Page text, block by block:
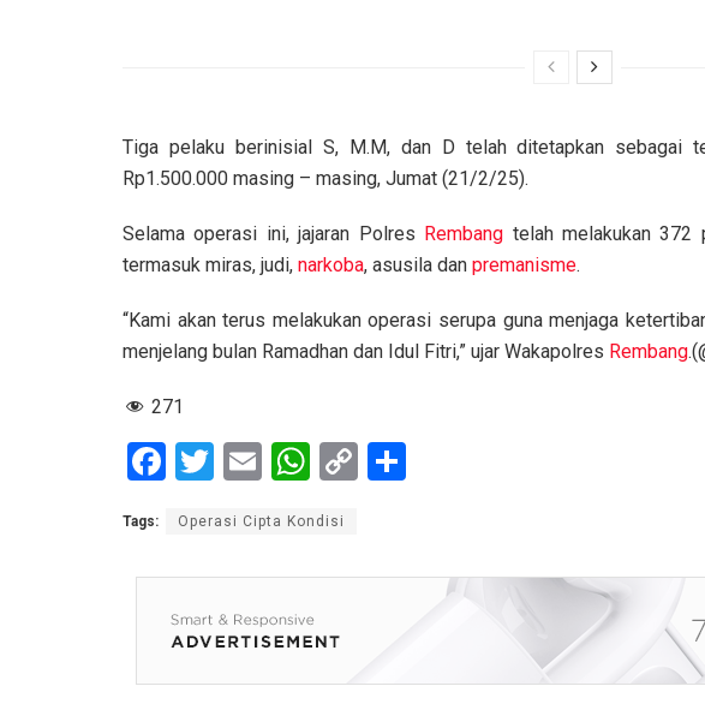
Tiga pelaku berinisial S, M.M, dan D telah ditetapkan sebagai
Rp1.500.000 masing – masing, Jumat (21/2/25).
Selama operasi ini, jajaran Polres Rembang telah melakukan 372
termasuk miras, judi, narkoba, asusila dan premanisme.
“Kami akan terus melakukan operasi serupa guna menjaga
menjelang bulan Ramadhan dan Idul Fitri,” ujar Wakapolres Rembang
271
F
ce
b
o
o
k
T
tt
er
E
ail
W
at
s
A
p
p
C
Li e
Tags: Operasi Cipta Kondisi